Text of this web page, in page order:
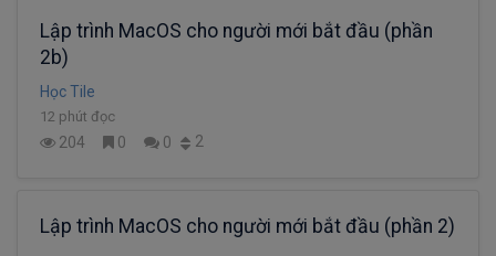
Lập trình MacOS cho người mới bắt đầu (phần
2b)
Học Tile
12 phút đọc
204 0 0 2
Lập trình MacOS cho người mới bắt đầu (phần 2)